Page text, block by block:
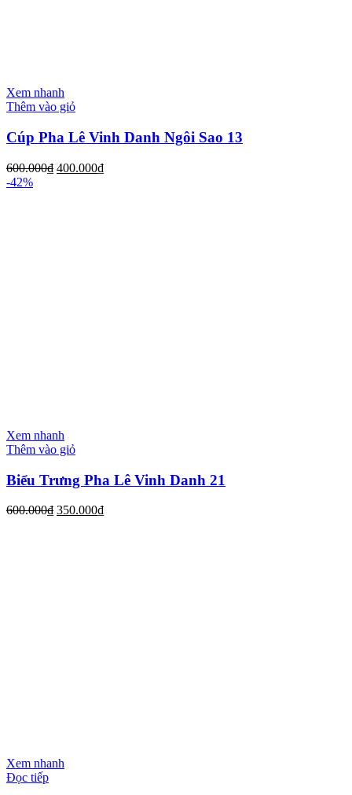
Xem nhanh
Thêm vào giỏ
Cúp Pha Lê Vinh Danh Ngôi Sao 13
600.000₫ 400.000₫
-42%
Xem nhanh
Thêm vào giỏ
Biểu Trưng Pha Lê Vinh Danh 21
600.000₫ 350.000₫
Xem nhanh
Đọc tiếp